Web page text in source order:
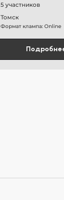
5 участников
Томск
Формат клампа: Online